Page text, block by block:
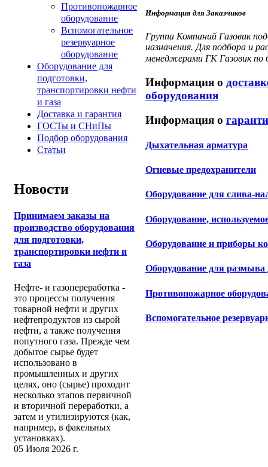
Противопожарное
оборудование
Вспомогательное
резервуарное
оборудование
Оборудование для
подготовки,
транспортировки нефти
и газа
Доставка и гарантия
ГОСТы и СНиПы
Подбор оборудования
Статьи
Новости
Принимаем заказы на
производство оборудования
для подготовки,
транспортировки нефти и
газа
Нефте- и газопереработка -
это процессы получения
товарной нефти и других
нефтепродуктов из сырой
нефти, а также получения
попутного газа. Прежде чем
добытое сырье будет
использовано в
промышленных и других
целях, оно (сырье) проходит
несколько этапов первичной
и вторичной переработки, а
затем и утилизируются (как,
например, в факельных
установках).
05 Июля 2026 г.
Информация для Заказчиков
Группа Компаний Газовик
назначения. Для подбора и
менеджерами ГК Газовик по
Информация о
оборудования
Информация о
Дыхательная арматура
Огневые предохранители
Оборудование для слива-
Оборудование,
Оборудование и приборы
Оборудование для размыва
Противопожарное
Вспомогательное